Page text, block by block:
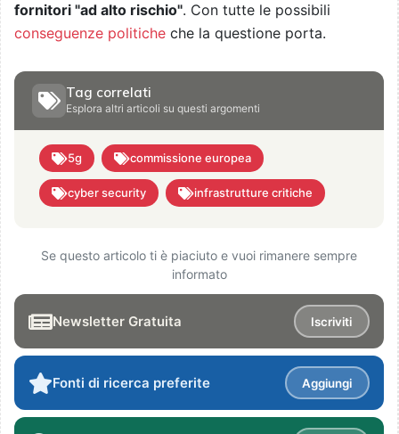
fornitori "ad alto rischio". Con tutte le possibili
conseguenze politiche che la questione porta.
Tag correlati
Esplora altri articoli su questi argomenti
5g commissione europea
cyber security infrastrutture critiche
Se questo articolo ti è piaciuto e vuoi rimanere sempre
informato
Newsletter Gratuita Iscriviti
Fonti di ricerca preferite Aggiungi